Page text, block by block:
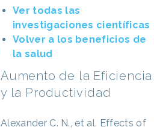
Ver todas las
investigaciones científicas
Volver a los beneficios de
la salud
Aumento de la Eficiencia
y la Productividad
Alexander C. N., et al. Effects of